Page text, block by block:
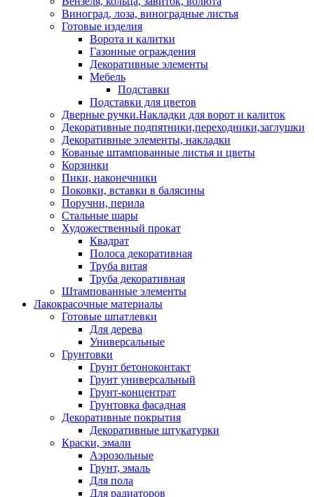
Виноград, лоза, виноградные листья
Готовые изделия
Ворота и калитки
Газонные ограждения
Декоративные элементы
Мебель
Подставки
Подставки для цветов
Дверные ручки.Накладки для ворот и калиток
Декоративные подпятники,переходники,заглушки
Декоративные элементы, накладки
Кованые штампованные листья и цветы
Корзинки
Пики, наконечники
Поковки, вставки в балясины
Поручни, перила
Стальные шары
Художественный прокат
Квадрат
Полоса декоративная
Труба витая
Труба декоративная
Штампованные элементы
Лакокрасочные материалы
Готовые шпатлевки
Для дерева
Универсальные
Грунтовки
Грунт бетоноконтакт
Грунт универсальный
Грунт-концентрат
Грунтовка фасадная
Декоративные покрытия
Декоративные штукатурки
Краски, эмали
Аэрозольные
Грунт, эмаль
Для пола
Для радиаторов